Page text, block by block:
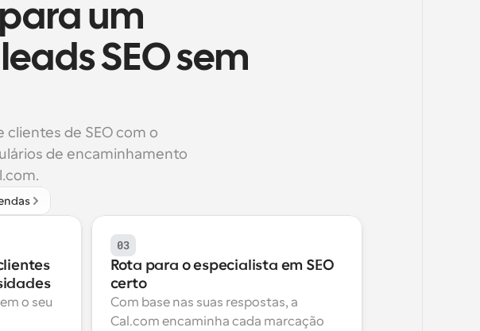
um
SEO sem
de SEO com o
de encaminhamento
o seu
03
Rota para o especialista em SEO
certo
Com base nas suas respostas, a
Cal.com encaminha cada marcação